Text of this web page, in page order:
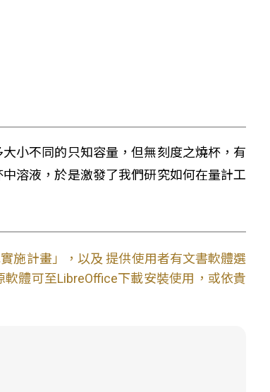
小不同的只知容量，但無刻度之燒杯，有
溶液，於是激發了我們研究如何在量計工
施計畫」，以及 提供使用者有文書軟體選
體可至LibreOffice下載安裝使用，或依貴